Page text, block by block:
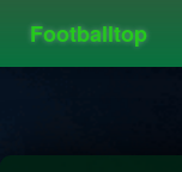
Footballtop